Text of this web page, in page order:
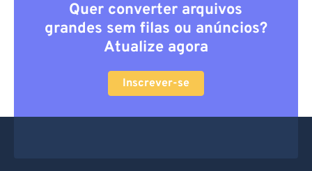
Quer converter arquivos
grandes sem filas ou anúncios?
Atualize agora
Inscrever-se